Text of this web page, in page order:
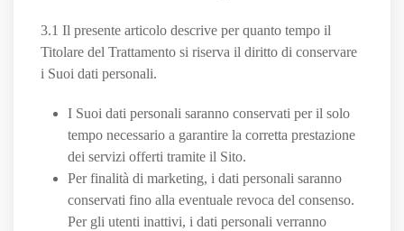
3.1 Il presente articolo descrive per quanto tempo il
Titolare del Trattamento si riserva il diritto di conservare
i Suoi dati personali.
I Suoi dati personali saranno conservati per il solo
tempo necessario a garantire la corretta prestazione
dei servizi offerti tramite il Sito.
Per finalità di marketing, i dati personali saranno
conservati fino alla eventuale revoca del consenso.
Per gli utenti inattivi, i dati personali verranno